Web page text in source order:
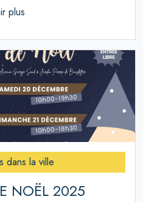
plus
dans la ville
NOËL 2025